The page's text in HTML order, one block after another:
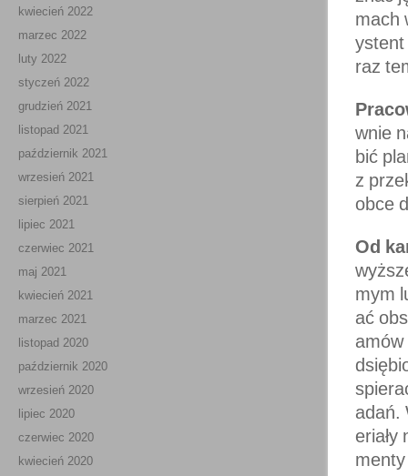
kwiecień 2022
marzec 2022
luty 2022
styczeń 2022
grudzień 2021
listopad 2021
październik 2021
wrzesień 2021
sierpień 2021
lipiec 2021
czerwiec 2021
maj 2021
kwiecień 2021
marzec 2021
listopad 2020
październik 2020
wrzesień 2020
lipiec 2020
czerwiec 2020
kwiecień 2020
mach
ystent
raz
wnie
bić
z
obce
Od
mym
ać
adań.
eriały